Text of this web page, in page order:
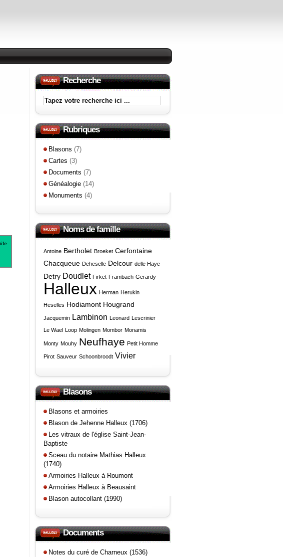
Recherche
Rubriques
Blasons (7)
Cartes (3)
Documents (7)
Généalogie (14)
Monuments (4)
Noms de famille
Antoine Bertholet Broeket Cerfontaine
Chacqueue Deheselle Delcour delle Haye
Detry Doudlet Firket Frambach Gerardy
Halleux Herman Herukin
Heselles Hodiamont Hougrand
Jacquemin Lambinon Leonard Lescrinier
Le Wael Loop Molingen Mombor Monamis
Monty Mouhy Neufhaye Petit Homme
Pirot Sauveur Schoonbroodt Vivier
Blasons
Blasons et armoiries
Blason de Jehenne Halleux (1706)
Les vitraux de l'église Saint-Jean-
Baptiste
Sceau du notaire Mathias Halleux
(1740)
Armoiries Halleux à Roumont
Armoiries Halleux à Beausaint
Blason autocollant (1990)
Documents
Notes du curé de Charneux (1536)